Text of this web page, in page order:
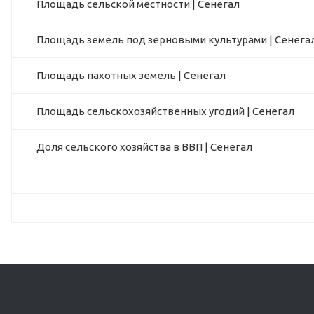
Площадь сельской местности | Сенегал
Площадь земель под зерновыми культурами |
Площадь пахотных земель | Сенегал
Площадь сельскохозяйственных угодий | Сенегал
Доля сельского хозяйства в ВВП | Сенегал